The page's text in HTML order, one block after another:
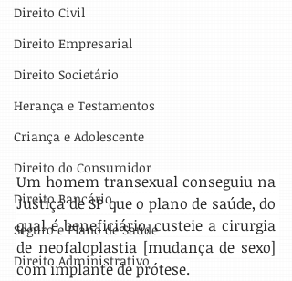
Direito Civil
Direito Empresarial
Direito Societário
Herança e Testamentos
Criança e Adolescente
Direito do Consumidor
Direito Bancário
Seguro e Plano de Saúde
Direito Administrativo
Um homem transexual conseguiu na
Justiça de SP que o plano de saúde, do
qual é beneficiário, custeie a cirurgia
de neofaloplastia [mudança de sexo]
com implante de prótese.